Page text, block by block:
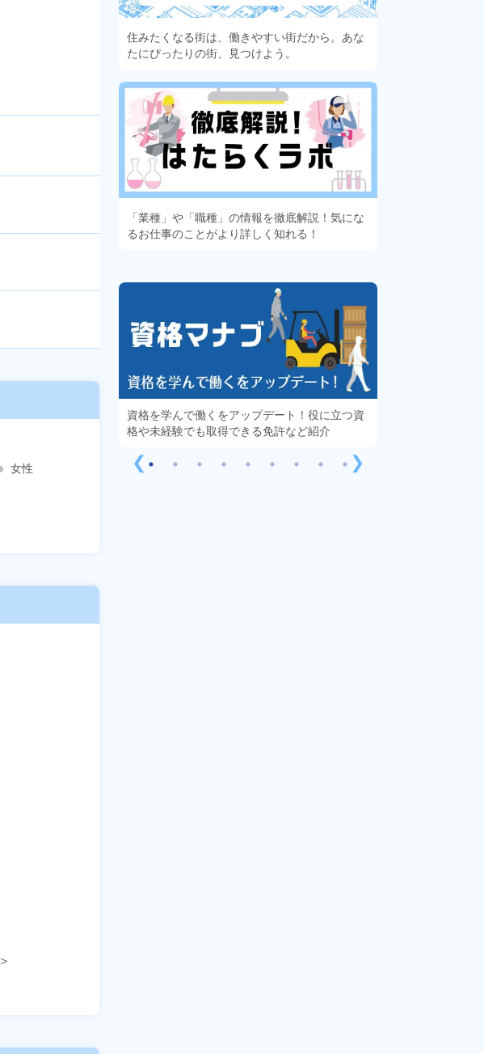
女性
住みたくなる街は、働きやすい街だから。あな
たにぴったりの街、見つけよう。
「業種」や「職種」の情報を徹底解説！気にな
るお仕事のことがより詳しく知れる！
❮
たもきっとハマる
資格を学んで働くをアップデート！役に立つ資
格や未経験でも取得できる免許など紹介
❯